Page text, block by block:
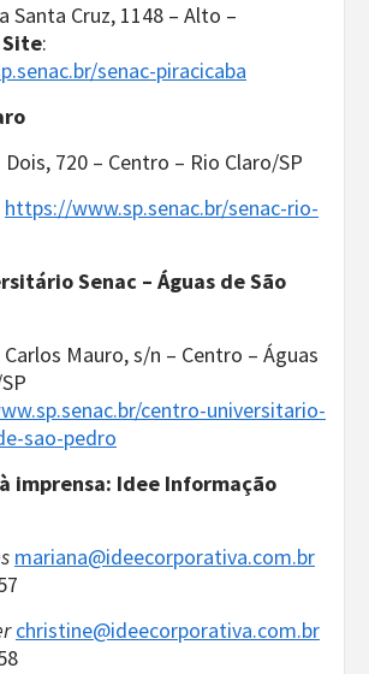
Santa Cruz, 1148 – Alto –
Site:
senac-piracicaba
Dois, 720 – Centro – Rio Claro/SP
https://www.sp.senac.br/senac-rio-
Senac – Águas de São
Carlos Mauro, s/n – Centro – Águas
centro-universitario-
sao-pedro
imprensa: Idee Informação
mariana@ideecorporativa.com.br
christine@ideecorporativa.com.br